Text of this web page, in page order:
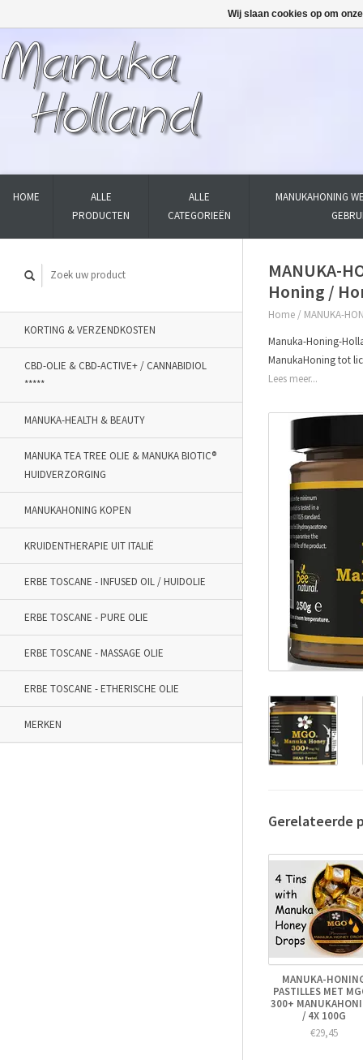
HOME
ALLE
PRODUCTEN
ALLE
CATEGORIEËN
MANUKAHONING
KORTING & VERZENDKOSTEN
CBD-OLIE & CBD-ACTIVE+ / CANNABIDIOL
*****
MANUKA-HEALTH & BEAUTY
MANUKA TEA TREE OLIE & MANUKA BIOTIC®
HUIDVERZORGING
MANUKAHONING KOPEN
KRUIDENTHERAPIE UIT ITALIË
ERBE TOSCANE - INFUSED OIL / HUIDOLIE
ERBE TOSCANE - PURE OLIE
ERBE TOSCANE - MASSAGE OLIE
ERBE TOSCANE - ETHERISCHE OLIE
MERKEN
MANUKA-
Honing /
Home / MANUKA-
Manuka-Honing-
ManukaHoning tot
Lees meer...
Gerelateerde
MANUKA-
PASTILLES MET
300+
/ 4X 100G
€29,45
Wij slaan cookies op om